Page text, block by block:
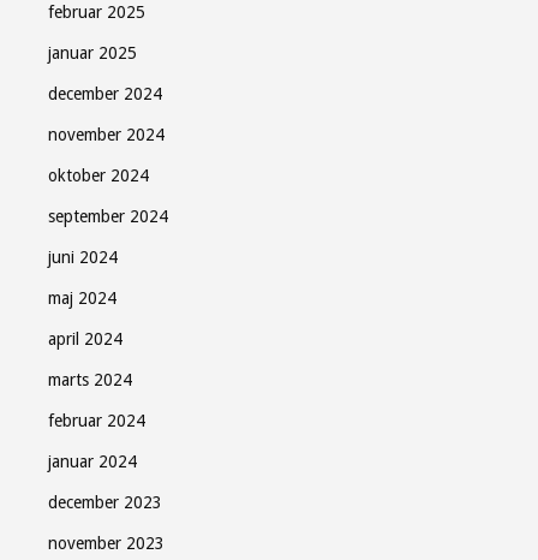
februar 2025
januar 2025
december 2024
november 2024
oktober 2024
september 2024
juni 2024
maj 2024
april 2024
marts 2024
februar 2024
januar 2024
december 2023
november 2023